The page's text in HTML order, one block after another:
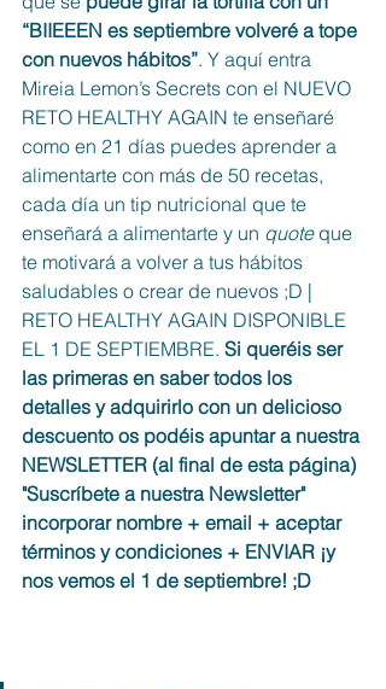
“BIIEEEN es septiembre volveré a tope
con nuevos hábitos”. Y aquí entra
Mireia Lemon’s Secrets con el NUEVO
RETO HEALTHY AGAIN te enseñaré
como en 21 días puedes aprender a
alimentarte con más de 50 recetas,
cada día un tip nutricional que te
enseñará a alimentarte y un quote que
te motivará a volver a tus hábitos
saludables o crear de nuevos ;D |
RETO HEALTHY AGAIN DISPONIBLE
EL 1 DE SEPTIEMBRE. Si queréis ser
las primeras en saber todos los
detalles y adquirirlo con un delicioso
descuento os podéis apuntar a nuestra
NEWSLETTER (al final de esta página)
"Suscríbete a nuestra Newsletter"
incorporar nombre + email + aceptar
términos y condiciones + ENVIAR ¡y
nos vemos el 1 de septiembre! ;D